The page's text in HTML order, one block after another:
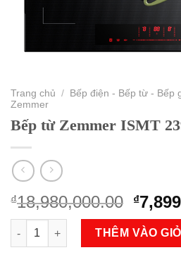
Trang chủ / Bếp điện - Bếp từ - Bếp
Zemmer
Bếp từ Zemmer ISMT
₫18,980,000.00
price
was:
₫
Bếp từ Zemmer ISMT 239 HED số
THÊM VÀO